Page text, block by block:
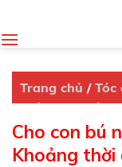
content
Trang chủ / Tóc
không?
Cho con bú
Khoảng thời